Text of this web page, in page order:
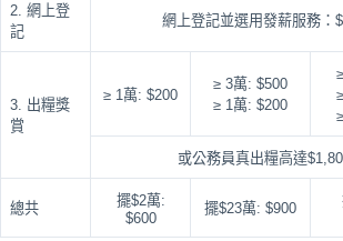
2. 網上登
記
網上登記並選用發薪服務：
3. 出糧獎
賞
≥ 1萬: $200
≥ 3萬: $500
≥ 1萬: $200
或公務員真出糧高達
總共
擺$2萬:
$600
擺$23萬: $900